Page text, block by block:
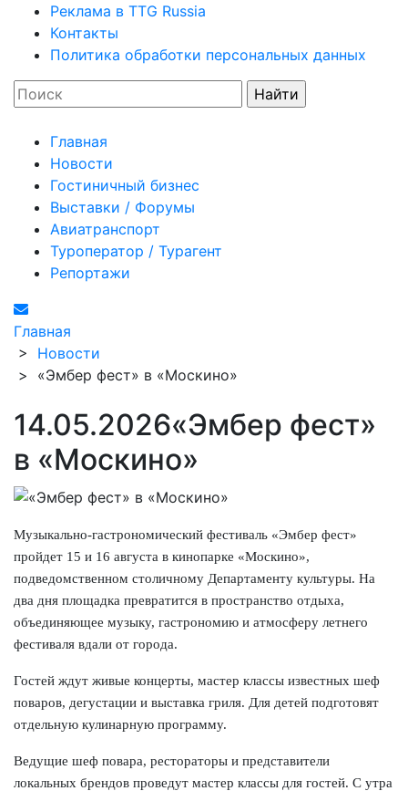
Реклама в TTG Russia
Контакты
Политика обработки персональных данных
Главная
Новости
Гостиничный бизнес
Выставки / Форумы
Авиатранспорт
Туроператор / Турагент
Репортажи
Главная
> Новости
> «Эмбер фест» в «Москино»
14.05.2026«Эмбер фест»
в «Москино»
Музыкально-гастрономический фестиваль «Эмбер фест»
пройдет 15 и 16 августа в кинопарке «Москино»,
подведомственном столичному Департаменту культуры. На
два дня площадка превратится в пространство отдыха,
объединяющее музыку, гастрономию и атмосферу летнего
фестиваля вдали от города.
Гостей ждут живые концерты, мастер классы известных шеф
поваров, дегустации и выставка гриля. Для детей подготовят
отдельную кулинарную программу.
Ведущие шеф повара, рестораторы и представители
локальных брендов проведут мастер классы для гостей. С утра